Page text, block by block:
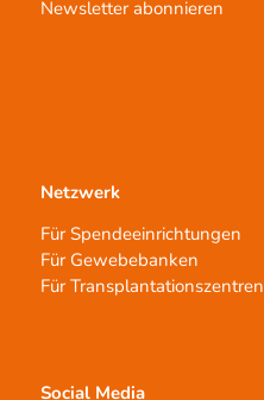
Newsletter abonnieren
Netzwerk
Für Spendeeinrichtungen
Für Gewebebanken
Für Transplantationszentren
Social Media